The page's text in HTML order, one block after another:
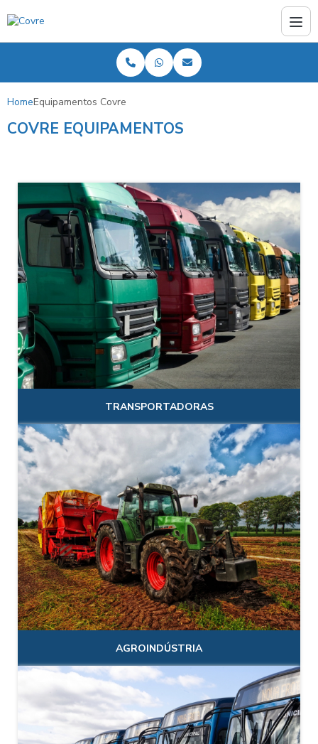
HomeEquipamentos Covre
COVRE EQUIPAMENTOS
TRANSPORTADORAS
AGROINDÚSTRIA